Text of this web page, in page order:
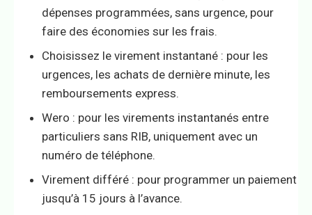
dépenses programmées, sans urgence, pour
faire des économies sur les frais.
Choisissez le virement instantané : pour les
urgences, les achats de dernière minute, les
remboursements express.
Wero : pour les virements instantanés entre
particuliers sans RIB, uniquement avec un
numéro de téléphone.
Virement différé : pour programmer un paiement
jusqu’à 15 jours à l’avance.